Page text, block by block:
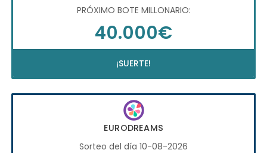
PRÓXIMO BOTE MILLONARIO:
40.000€
¡SUERTE!
EURODREAMS
Sorteo del día 10-08-2026